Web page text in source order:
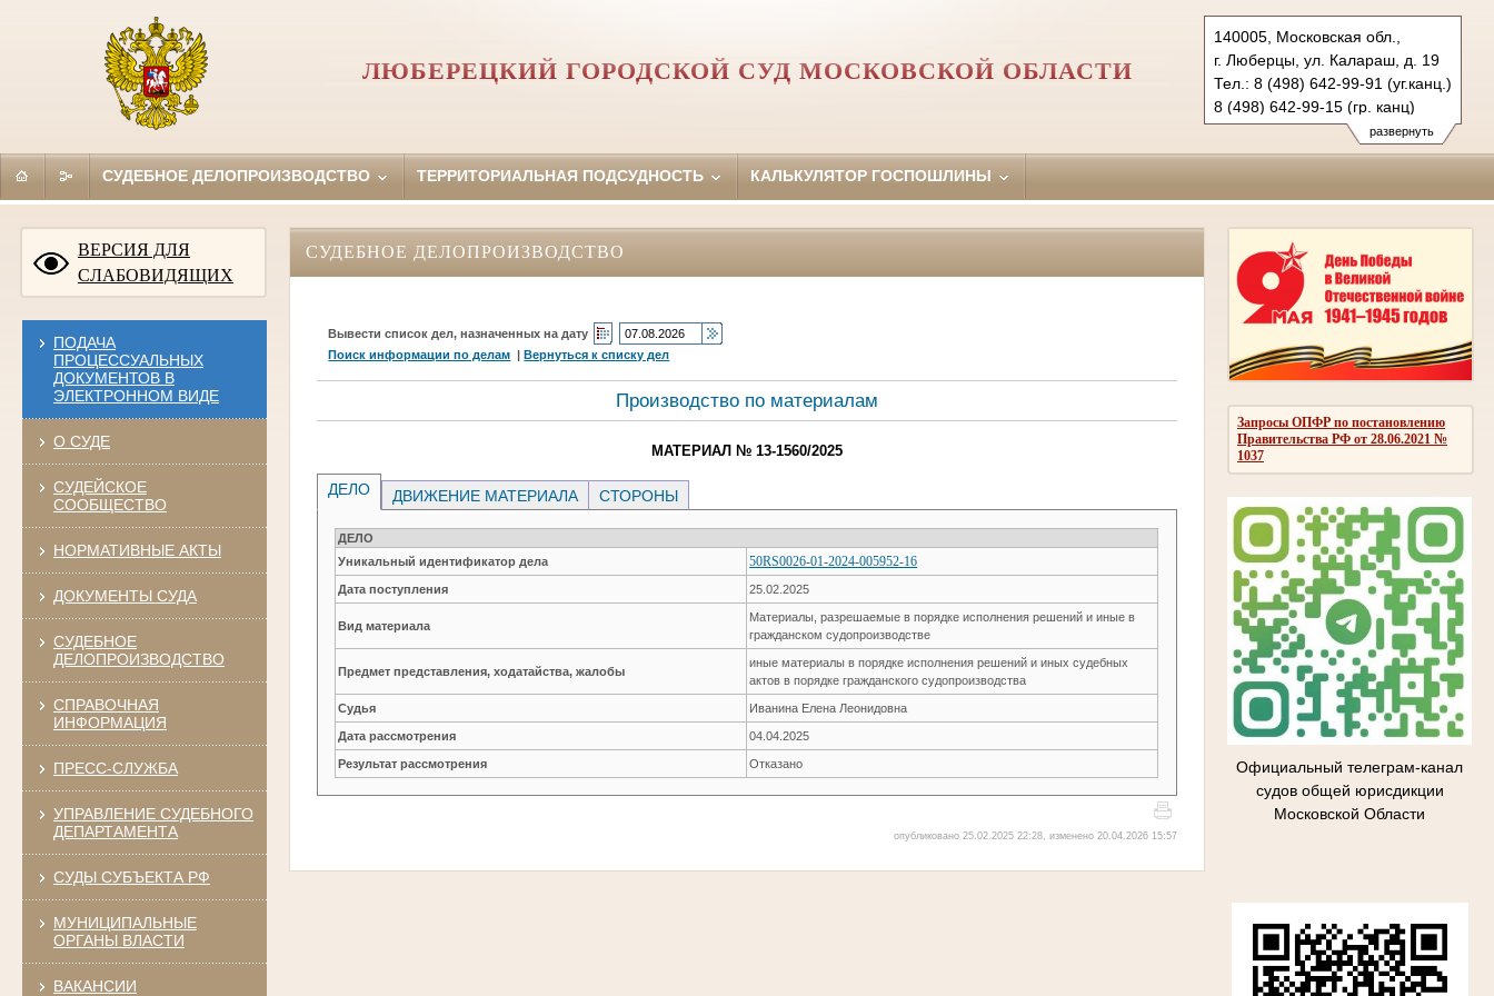
развернуть
140005, Московская обл.,
г. Люберцы, ул. Калараш, д. 19
Тел.: 8 (498) 642-99-91 (уг.канц.)
8 (498) 642-99-15 (гр. канц)
luberetzy.mo@sudrf.ru
ЛЮБЕРЕЦКИЙ ГОРОДСКОЙ СУД МОСКОВСКОЙ ОБЛАСТИ
СУДЕБНОЕ ДЕЛОПРОИЗВОДСТВО ТЕРРИТОРИАЛЬНАЯ ПОДСУДНОСТЬ КАЛЬКУЛЯТОР ГОСПОШЛИНЫ
ВЕРСИЯ ДЛЯ
СЛАБОВИДЯЩИХ
ПОДАЧА
ПРОЦЕССУАЛЬНЫХ
ДОКУМЕНТОВ В
ЭЛЕКТРОННОМ ВИДЕ
О СУДЕ
СУДЕЙСКОЕ
СООБЩЕСТВО
НОРМАТИВНЫЕ АКТЫ
ДОКУМЕНТЫ СУДА
СУДЕБНОЕ
ДЕЛОПРОИЗВОДСТВО
СПРАВОЧНАЯ
ИНФОРМАЦИЯ
ПРЕСС-СЛУЖБА
УПРАВЛЕНИЕ СУДЕБНОГО
ДЕПАРТАМЕНТА
СУДЫ СУБЪЕКТА РФ
МУНИЦИПАЛЬНЫЕ
ОРГАНЫ ВЛАСТИ
ВАКАНСИИ
Запросы ОПФР по постановлению
Правительства РФ от 28.06.2021 №
1037
Официальный телеграм-канал
судов общей юрисдикции
Московской Области
СУДЕБНОЕ ДЕЛОПРОИЗВОДСТВО
Вывести список дел, назначенных на дату
Поиск информации по делам |Вернуться к списку дел
Производство по материалам
МАТЕРИАЛ № 13-1560/2025
ДЕЛО ДВИЖЕНИЕ МАТЕРИАЛА СТОРОНЫ
ДЕЛО
Уникальный идентификатор дела
50RS0026-01-2024-005952-16
Дата поступления 25.02.2025
Вид материала
Материалы, разрешаемые в порядке исполнения решений и иные в
гражданском судопроизводстве
Предмет представления, ходатайства, жалобы
иные материалы в порядке исполнения решений и иных судебных
актов в порядке гражданского судопроизводства
Судья Иванина Елена Леонидовна
Дата рассмотрения 04.04.2025
Результат рассмотрения Отказано
опубликовано 25.02.2025 22:28, изменено 20.04.2026 15:57